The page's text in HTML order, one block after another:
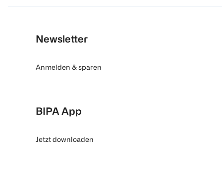
Newsletter
Anmelden & sparen
BIPA App
Jetzt downloaden